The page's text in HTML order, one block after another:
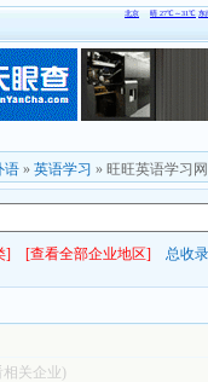
语 » 英语学习 » 旺旺英语学习网
] [查看全部企业地区] 总收
关企业)